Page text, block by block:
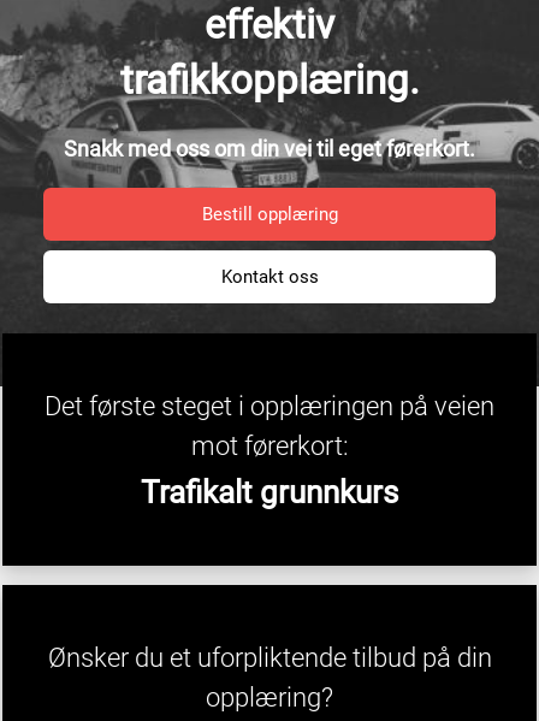
effektiv
trafikkopplæring.
Snakk med oss om din vei til eget førerkort.
Bestill opplæring
Kontakt oss
Det første steget i opplæringen på veien
mot førerkort:
Trafikalt grunnkurs
Ønsker du et uforpliktende tilbud på din
opplæring?